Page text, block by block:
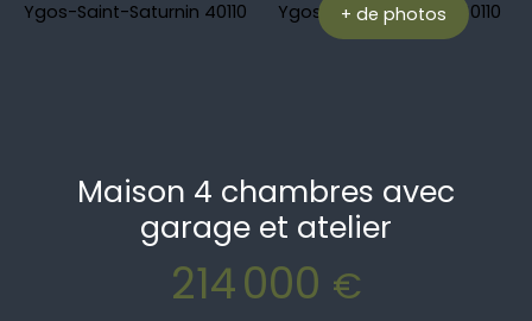
+ de photos
Maison 4 chambres avec
garage et atelier
214 000 €